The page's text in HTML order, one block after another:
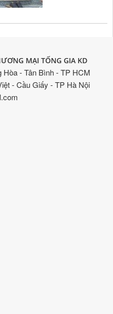
MẠI TỐNG GIA KD
- Tân Bình - TP HCM
- Cầu Giấy - TP Hà Nội